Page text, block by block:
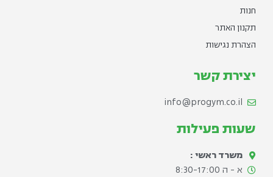
חנות
תקנון האתר
הצהרת נגישות
יצירת קשר
info@progym.co.il
שעות פעילות
משרד ראשי :
א - ה 8:30-17:00​